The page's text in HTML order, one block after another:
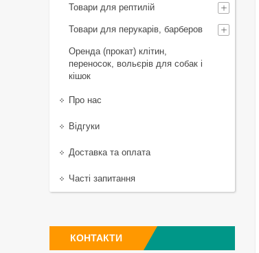
Товари для рептилій
Товари для перукарів, барберов
Оренда (прокат) клітин,
переносок, вольєрів для собак і
кішок
Про нас
Відгуки
Доставка та оплата
Часті запитання
КОНТАКТИ